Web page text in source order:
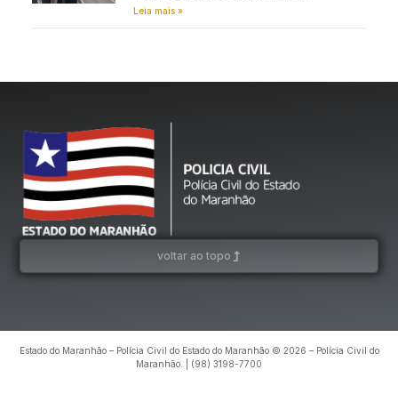
Leia mais »
voltar ao topo
Estado do Maranhão – Polícia Civil do Estado do Maranhão © 2026 – Polícia Civil do
Maranhão. | (98) 3198-7700